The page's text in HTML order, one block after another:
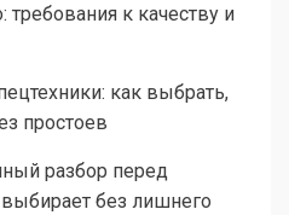
к качеству и
как выбрать,
простоев
разбор перед
выбирает без лишнего